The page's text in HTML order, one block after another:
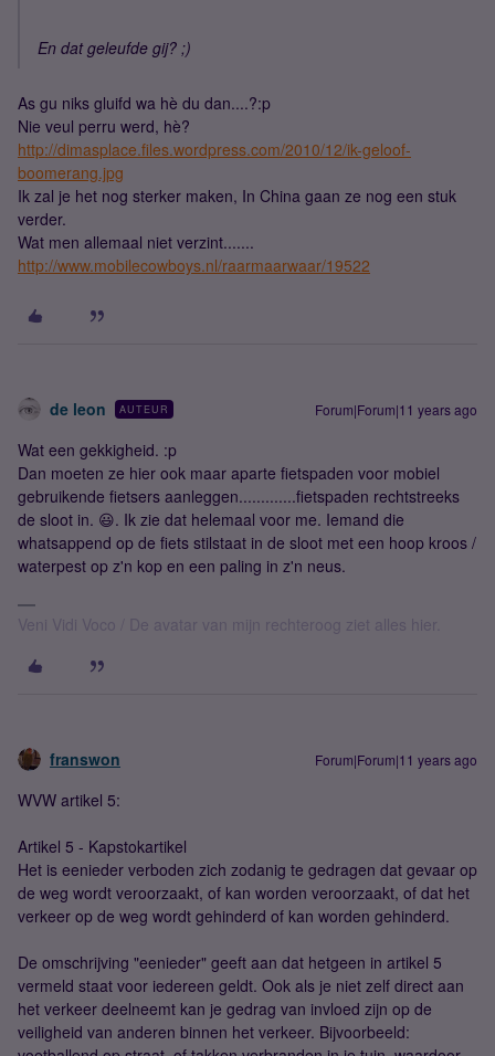
En dat geleufde gij? ;)
As gu niks gluifd wa hè du dan....?:p
Nie veul perru werd, hè?
http://dimasplace.files.wordpress.com/2010/12/ik-geloof-
boomerang.jpg
Ik zal je het nog sterker maken, In China gaan ze nog een stuk
verder.
Wat men allemaal niet verzint.......
http://www.mobilecowboys.nl/raarmaarwaar/19522
de leon AUTEUR Forum|Forum|11 years ago
Wat een gekkigheid. :p
Dan moeten ze hier ook maar aparte fietspaden voor mobiel
gebruikende fietsers aanleggen.............fietspaden rechtstreeks
de sloot in. 😃. Ik zie dat helemaal voor me. Iemand die
whatsappend op de fiets stilstaat in de sloot met een hoop kroos /
waterpest op z'n kop en een paling in z'n neus.
Veni Vidi Voco / De avatar van mijn rechteroog ziet alles hier.
franswon Forum|Forum|11 years ago
WVW artikel 5:
Artikel 5 - Kapstokartikel
Het is eenieder verboden zich zodanig te gedragen dat gevaar op
de weg wordt veroorzaakt, of kan worden veroorzaakt, of dat het
verkeer op de weg wordt gehinderd of kan worden gehinderd.
De omschrijving "eenieder" geeft aan dat hetgeen in artikel 5
vermeld staat voor iedereen geldt. Ook als je niet zelf direct aan
het verkeer deelneemt kan je gedrag van invloed zijn op de
veiligheid van anderen binnen het verkeer. Bijvoorbeeld: